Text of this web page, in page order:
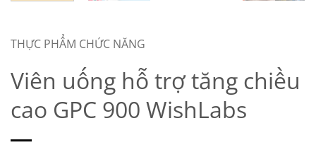
THỰC PHẨM CHỨC NĂNG
Viên uống hỗ trợ tăng chiều
cao GPC 900 WishLabs